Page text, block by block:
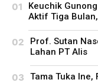
Keuchik
Aktif Tiga
Prof. Sutan
Lahan PT Alis
Tama Tuka Ine,